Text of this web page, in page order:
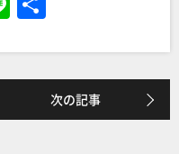
n
e
次の記事